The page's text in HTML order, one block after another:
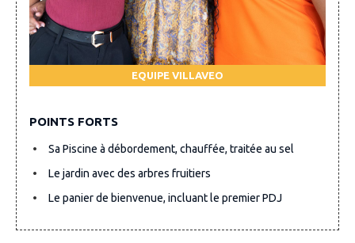
EQUIPE VILLAVEO
POINTS FORTS
Sa Piscine à débordement, chauffée, traitée au sel
Le jardin avec des arbres fruitiers
Le panier de bienvenue, incluant le premier PDJ